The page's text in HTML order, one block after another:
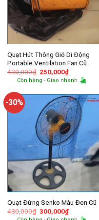
Quạt Hút Thông Gió Di Động
Portable Ventilation Fan Cũ
430,000₫ Giá
gốc
là:
250,000₫Giá
hiện
tại
250,000₫.
Còn hàng - Giao nhanh
-30%
Quạt Đứng Senko Màu Đen Cũ
430,000₫ Giá
gốc
300,000₫Giá
hiện